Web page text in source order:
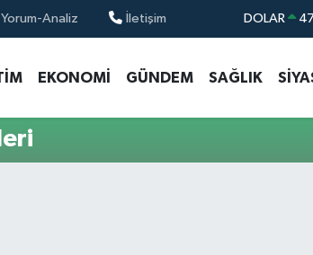
Yorum-Analiz İletişim DOLAR
STERLİN
GRAM ALTIN
EKONOMİ GÜNDEM SAĞLIK